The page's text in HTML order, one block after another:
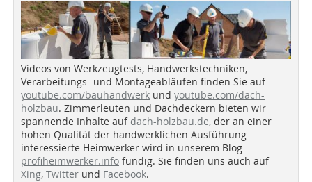
Videos von Werkzeugtests, Handwerkstechniken,
Verarbeitungs- und Montageabläufen finden Sie auf
youtube.com/bauhandwerk und youtube.com/dach-
holzbau. Zimmerleuten und Dachdeckern bieten wir
spannende Inhalte auf dach-holzbau.de, der an einer
hohen Qualität der handwerklichen Ausführung
interessierte Heimwerker wird in unserem Blog
profiheimwerker.info fündig. Sie finden uns auch auf
Xing, Twitter und Facebook.